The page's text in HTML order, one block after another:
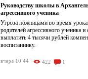
Руководству школы в
агрессивного ученика
Угроза ножницами во время
родителей агрессивного ученика
выплатить 4 тысячи рублей
воспитаннику.
вчера 10:44 422 1